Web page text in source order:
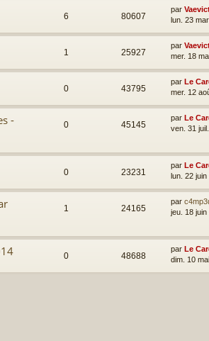
6 80607
par
lun. 23
1 25927
par
mer. 18
0 43795
par Le
mer. 12
-
0 45145
par Le
ven. 31
0 23231
par Le
lun. 22
1 24165
par
jeu. 18
0 48688
par Le
dim. 10